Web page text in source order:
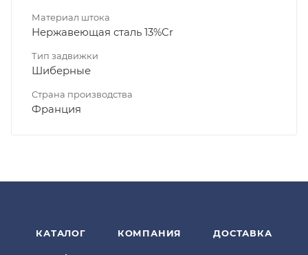
Материал штока
Нержавеющая сталь 13%Cr
Тип задвижки
Шиберные
Страна производства
Франция
КАТАЛОГ КОМПАНИЯ ДОСТАВКА